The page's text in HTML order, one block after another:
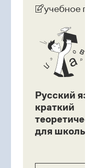
учебное
Русский
краткий
для